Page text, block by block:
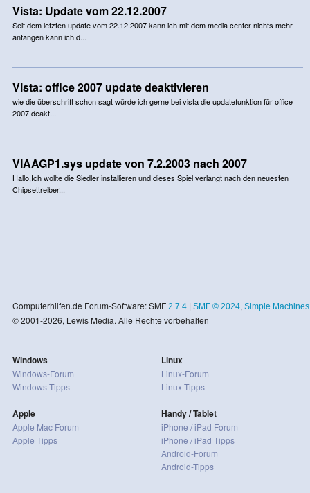
Vista: Update vom 22.12.2007
Seit dem letzten update vom 22.12.2007 kann ich mit dem media center nichts mehr
anfangen kann ich d...
Vista: office 2007 update deaktivieren
wie die überschrift schon sagt würde ich gerne bei vista die updatefunktion für office
2007 deakt...
VIAAGP1.sys update von 7.2.2003 nach 2007
Hallo,Ich wollte die Siedler installieren und dieses Spiel verlangt nach den neuesten
Chipsettreiber...
Computerhilfen.de Forum-Software: SMF 2.7.4| SMF © 2024, Simple Machines
© 2001-2026, Lewis Media. Alle Rechte vorbehalten
Windows
Windows-Forum
Windows-Tipps
Apple
Apple Mac Forum
Apple Tipps
Linux
Linux-Forum
Linux-Tipps
Handy / Tablet
iPhone / iPad Forum
iPhone / iPad Tipps
Android-Forum
Android-Tipps